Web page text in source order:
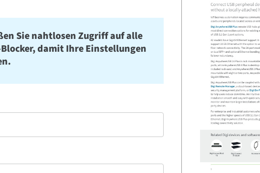
Sie nahtlosen Zugriff auf alle
damit Ihre Einstellungen